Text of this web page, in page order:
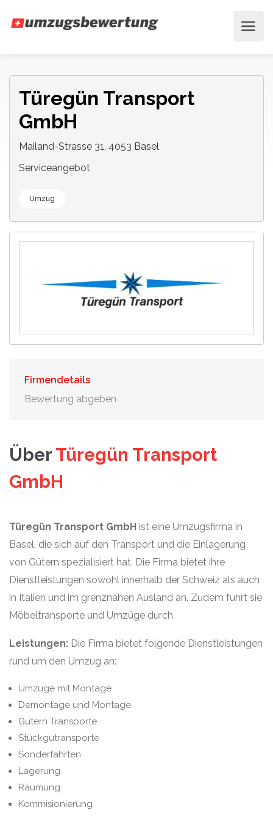
Türegün Transport
GmbH
Mailand-Strasse 31, 4053 Basel
Serviceangebot
Umzug
Firmendetails
Bewertung abgeben
Über Türegün Transport
GmbH
Türegün Transport GmbH ist eine Umzugsfirma in
Basel, die sich auf den Transport und die Einlagerung
von Gütern spezialisiert hat. Die Firma bietet ihre
Dienstleistungen sowohl innerhalb der Schweiz als auch
in Italien und im grenznahen Ausland an. Zudem führt sie
Möbeltransporte und Umzüge durch.
Leistungen: Die Firma bietet folgende Dienstleistungen
rund um den Umzug an:
Umzüge mit Montage
Demontage und Montage
Gütern Transporte
Stückgutransporte
Sonderfahrten
Lagerung
Räumung
Kommisionierung